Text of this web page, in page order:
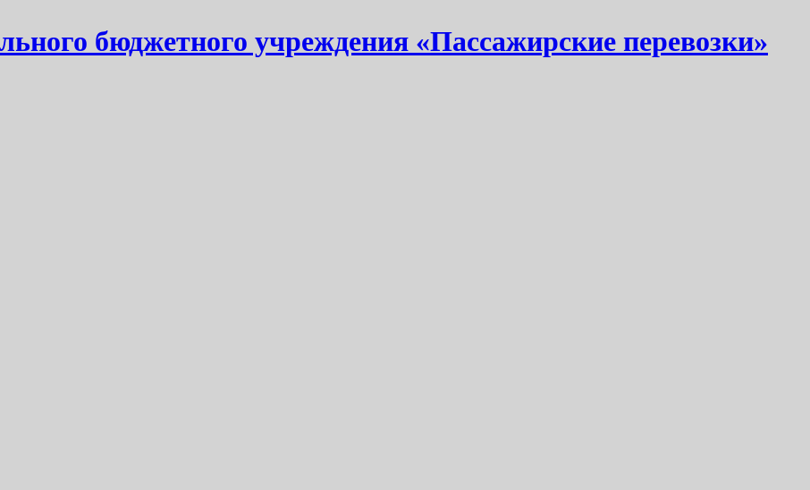
бюджетного учреждения «Пассажирские перевозки»